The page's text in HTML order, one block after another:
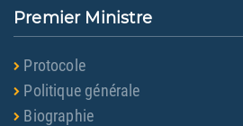
Premier Ministre
Protocole
Politique générale
Biographie